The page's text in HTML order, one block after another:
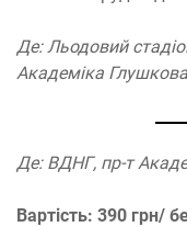
Де: Льодовий
Академіка
Де: ВДНГ, пр-т
Вартість: 390 грн/